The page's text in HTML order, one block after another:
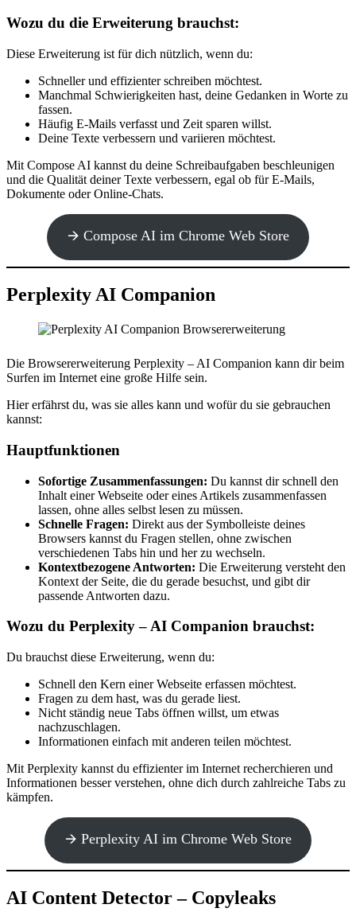
Wozu du die Erweiterung brauchst:
Diese Erweiterung ist für dich nützlich, wenn du:
Schneller und effizienter schreiben möchtest.
Manchmal Schwierigkeiten hast, deine Gedanken in Worte zu
fassen.
Häufig E-Mails verfasst und Zeit sparen willst.
Deine Texte verbessern und variieren möchtest.
Mit Compose AI kannst du deine Schreibaufgaben beschleunigen
und die Qualität deiner Texte verbessern, egal ob für E-Mails,
Dokumente oder Online-Chats.
🡪 Compose AI im Chrome Web Store
Perplexity AI Companion
Die Browsererweiterung Perplexity – AI Companion kann dir beim
Surfen im Internet eine große Hilfe sein.
Hier erfährst du, was sie alles kann und wofür du sie gebrauchen
kannst:
Hauptfunktionen
Sofortige Zusammenfassungen: Du kannst dir schnell den
Inhalt einer Webseite oder eines Artikels zusammenfassen
lassen, ohne alles selbst lesen zu müssen.
Schnelle Fragen: Direkt aus der Symbolleiste deines
Browsers kannst du Fragen stellen, ohne zwischen
verschiedenen Tabs hin und her zu wechseln.
Kontextbezogene Antworten: Die Erweiterung versteht den
Kontext der Seite, die du gerade besuchst, und gibt dir
passende Antworten dazu.
Wozu du Perplexity – AI Companion brauchst:
Du brauchst diese Erweiterung, wenn du:
Schnell den Kern einer Webseite erfassen möchtest.
Fragen zu dem hast, was du gerade liest.
Nicht ständig neue Tabs öffnen willst, um etwas
nachzuschlagen.
Informationen einfach mit anderen teilen möchtest.
Mit Perplexity kannst du effizienter im Internet recherchieren und
Informationen besser verstehen, ohne dich durch zahlreiche Tabs zu
kämpfen.
🡪 Perplexity AI im Chrome Web Store
AI Content Detector – Copyleaks